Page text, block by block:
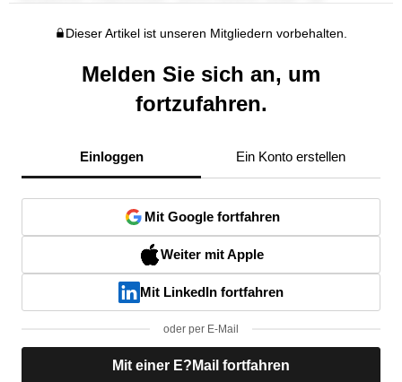
Dieser Artikel ist unseren Mitgliedern vorbehalten.
Melden Sie sich an, um
fortzufahren.
Einloggen Ein Konto erstellen
Mit Google fortfahren
Weiter mit Apple
Mit LinkedIn fortfahren
oder per E-Mail
Mit einer E?Mail fortfahren